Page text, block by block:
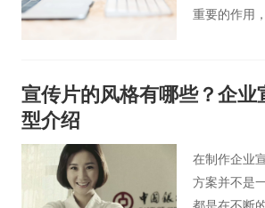
重要的作用
片小编梳理
宣传片文案
宣传片的风格有哪些？企业
型介绍
在制作企业
方案并不是